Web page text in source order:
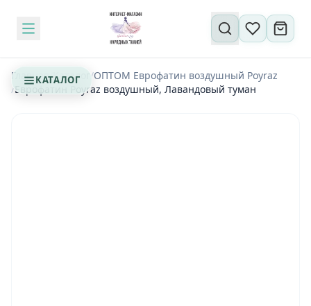
КАТАЛОГ
Поиск по сайту
Главная/Каталог/ОПТОМ Еврофатин воздушный Poyraz
/Еврофатин Poyraz воздушный, Лавандовый туман